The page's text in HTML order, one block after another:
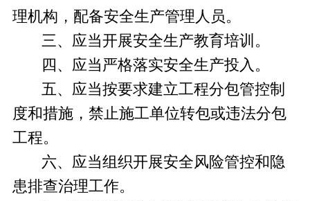
理机构，配备安全生产管理人员。
三、应当开展安全生产教育培训。
四、应当严格落实安全生产投入。
五、应当按要求建立工程分包管控制
度和措施，禁止施工单位转包或违法分包
工程。
六、应当组织开展安全风险管控和隐
患排查治理工作。